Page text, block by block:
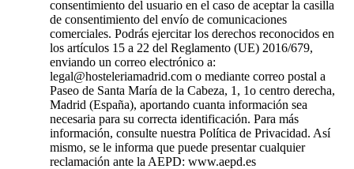
consentimiento del usuario en el caso de aceptar la casilla
de consentimiento del envío de comunicaciones
comerciales. Podrás ejercitar los derechos reconocidos en
los artículos 15 a 22 del Reglamento (UE) 2016/679,
enviando un correo electrónico a:
legal@hosteleriamadrid.com o mediante correo postal a
Paseo de Santa María de la Cabeza, 1, 1o centro derecha,
Madrid (España), aportando cuanta información sea
necesaria para su correcta identificación. Para más
información, consulte nuestra Política de Privacidad. Así
mismo, se le informa que puede presentar cualquier
reclamación ante la AEPD: www.aepd.es